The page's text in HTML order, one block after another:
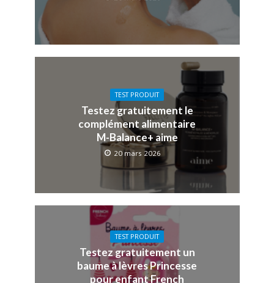
TEST PRODUIT
Testez gratuitement le
complément alimentaire
M-Balance+ aime
20 mars 2026
TEST PRODUIT
Testez gratuitement un
baume à lèvres Princesse
pour enfant French